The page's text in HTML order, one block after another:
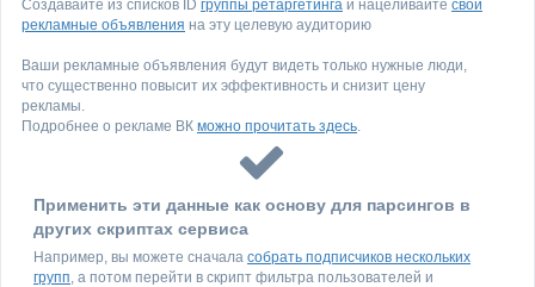
Создавайте из списков ID группы ретаргетинга и нацеливайте свои
рекламные объявления на эту целевую аудиторию
Ваши рекламные объявления будут видеть только нужные люди,
что существенно повысит их эффективность и снизит цену
рекламы.
Подробнее о рекламе ВК можно прочитать здесь.
Применить эти данные как основу для парсингов в
других скриптах сервиса
Например, вы можете сначала собрать подписчиков нескольких
групп, а потом перейти в скрипт фильтра пользователей и